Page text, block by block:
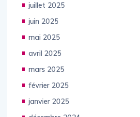
juillet 2025
juin 2025
mai 2025
avril 2025
mars 2025
février 2025
janvier 2025